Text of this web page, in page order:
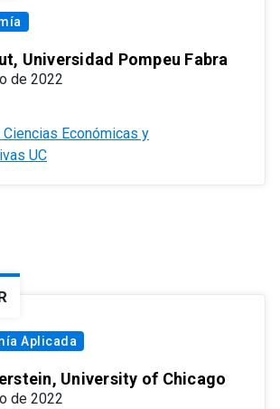
Universidad Pompeu Fabra
de 2022
Ciencias Económicas y
UC
Aplicada
University of Chicago
de 2022